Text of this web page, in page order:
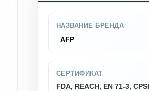
НАЗВАНИЕ БРЕНДА
AFP
СЕРТИФИКАТ
FDA, REACH, EN 71-3,